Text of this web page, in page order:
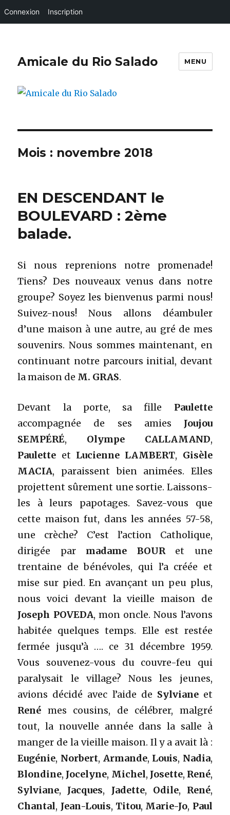
Connexion Inscription
Amicale du Rio Salado MENU
Mois : novembre 2018
EN DESCENDANT le
BOULEVARD : 2ème
balade.
Si nous reprenions notre promenade!
Tiens? Des nouveaux venus dans notre
groupe? Soyez les bienvenus parmi nous!
Suivez-nous! Nous allons déambuler
d’une maison à une autre, au gré de mes
souvenirs. Nous sommes maintenant, en
continuant notre parcours initial, devant
la maison de M. GRAS.
Devant la porte, sa fille Paulette
accompagnée de ses amies Joujou
SEMPÉRÉ, Olympe CALLAMAND,
Paulette et Lucienne LAMBERT, Gisèle
MACIA, paraissent bien animées. Elles
projettent sûrement une sortie. Laissons-
les à leurs papotages. Savez-vous que
cette maison fut, dans les années 57-58,
une crèche? C’est l’action Catholique,
dirigée par madame BOURet une
trentaine de bénévoles, qui l’a créée et
mise sur pied. En avançant un peu plus,
nous voici devant la vieille maison de
Joseph POVEDA, mon oncle. Nous l’avons
habitée quelques temps. Elle est restée
fermée jusqu’à …. ce 31 décembre 1959.
Vous souvenez-vous du couvre-feu qui
paralysait le village? Nous les jeunes,
avions décidé avec l’aide de Sylvianeet
René mes cousins, de célébrer, malgré
tout, la nouvelle année dans la salle à
manger de la vieille maison. Il y a avait là :
Eugénie, Norbert, Armande, Louis, Nadia,
Blondine, Jocelyne, Michel, Josette, René,
Sylviane, Jacques, Jadette, Odile, René,
Chantal, Jean-Louis, Titou, Marie-Jo, Paul